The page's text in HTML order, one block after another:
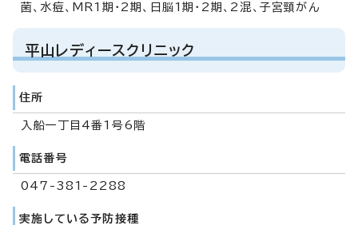
菌、水痘、MR1期・2期、日脳1期・2期、2混、子宮頸がん
平山レディースクリニック
住所
入船一丁目4番1号6階
電話番号
047-381-2288
実施している予防接種